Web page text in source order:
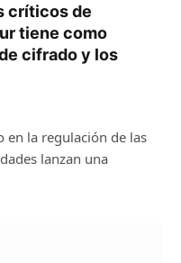
críticos de
tiene como
cifrado y los
en la regulación de las
lanzan una